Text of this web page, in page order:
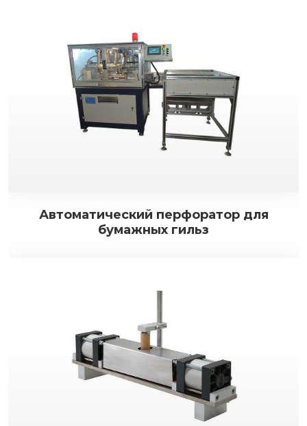
Автоматический перфоратор для
бумажных гильз